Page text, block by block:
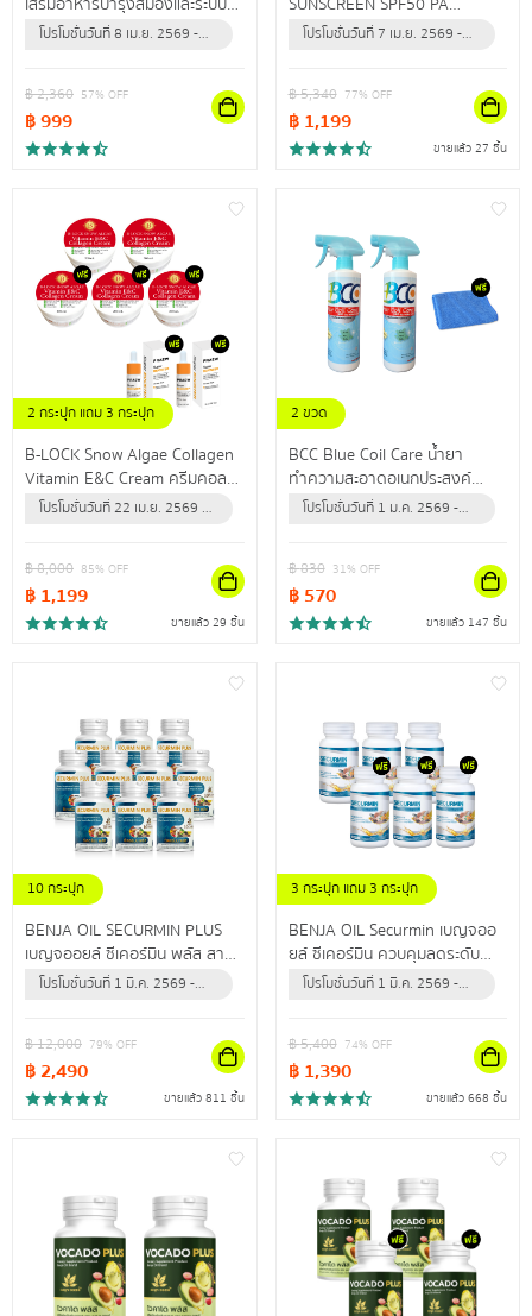
ประสาท
โปรโมชั่นวันที่ 8 เม.ย. 2569 -
฿2,360 57% OFF
฿999
+++ผลิตภัณฑ์ป้องกันแสงแดด
โปรโมชั่นวันที่ 7 เม.ย. 2569 -
฿5,340 77% OFF
฿1,199
ขายแล้ว 27 ชิ้น
2 กระปุก แถม 3 กระปุก
แถม เซรั่มวิตซี 2 ขวด
B-LOCK Snow Algae Collagen
Vitamin E&C Cream ครีมคอล
ลาเจนเข้มข้น เผยผิวกระชับเต่งตึง
โปรโมชั่นวันที่ 22 เม.ย. 2569 -
฿8,000 85% OFF
฿1,199
ขายแล้ว 29 ชิ้น
2 ขวด
แถม ผ้าไมโครไฟเบอร์ 1 ผืน
BCC Blue Coil Care น้ำยา
ทำความสะอาดอเนกประสงค์
สำหรับล้างแอร์ ใช้ทำความสะอาด
โปรโมชั่นวันที่ 1 ม.ค. 2569 -
฿830 31% OFF
฿570
ขายแล้ว 147 ชิ้น
10 กระปุก
BENJA OIL SECURMIN PLUS
เบญจออยล์ ซีเคอร์มิน พลัส สาร
สกัดจากธรรมชาติสูงสุด 12 ชนิด
โปรโมชั่นวันที่ 1 มี.ค. 2569 -
฿12,000 79% OFF
฿2,490
ขายแล้ว 811 ชิ้น
3 กระปุก แถม 3 กระปุก
BENJA OIL Securmin เบญจออ
ยล์ ซีเคอร์มิน ควบคุมลดระดับ
คอเลสเตอรอล ป้องกันข้อเข่าเสื่อม
โปรโมชั่นวันที่ 1 มี.ค. 2569 -
฿5,400 74% OFF
฿1,390
ขายแล้ว 668 ชิ้น